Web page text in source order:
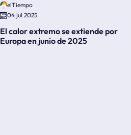
elTiempo
04 jul 2025
El calor extremo se extiende por
Europa en junio de 2025